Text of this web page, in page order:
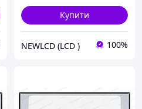
Купити
NEWLCD (LCD ) 100%